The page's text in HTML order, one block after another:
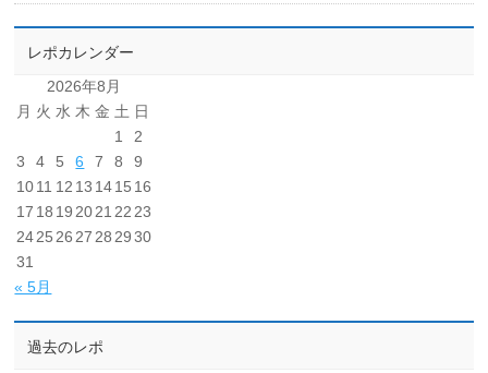
レポカレンダー
2026年8月
月 火 水 木 金 土 日
1
2
3
4 5 6 7 8
9
1011 12 13 1415 16
17 18 19 2021 22 23
2425 26 27 28 29 30
31
« 5月
過去のレポ